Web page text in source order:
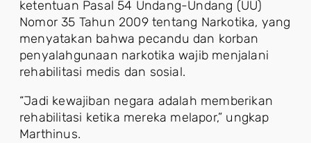
ketentuan Pasal 54 Undang-Undang (UU)
Nomor 35 Tahun 2009 tentang Narkotika, yang
menyatakan bahwa pecandu dan korban
penyalahgunaan narkotika wajib menjalani
rehabilitasi medis dan sosial.
“Jadi kewajiban negara adalah memberikan
rehabilitasi ketika mereka melapor,” ungkap
Marthinus.